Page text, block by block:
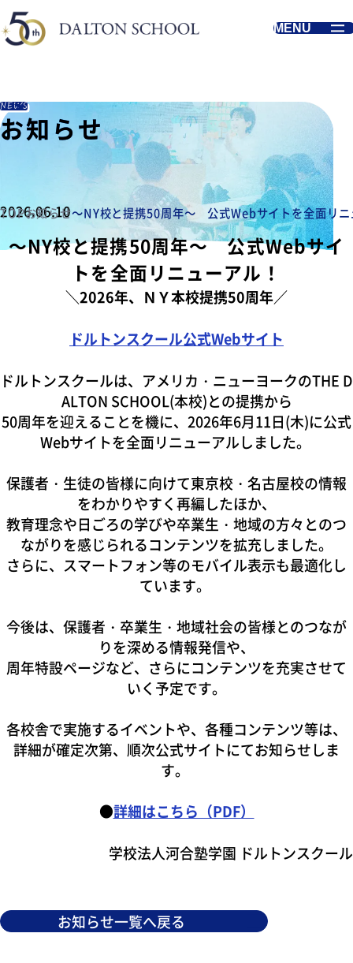
MENU
NEWS
お知らせ
お知らせ
お知らせ
TOPお知らせ～NY校と提携50周年～ 公式Webサイトを全面リニ
2026.06.10
～NY校と提携50周年～ 公式Webサイ
トを全面リニューアル！
＼2026年、 ＮＹ本校提携50周年／
ドルトンスクール公式Webサイト
ドルトンスクールは、アメリカ・ニューヨークのTHE D
ALTON SCHOOL(本校)との提携から
50周年を迎えることを機に、2026年6月11日(木)に公式
Webサイトを全面リニューアルしました。
保護者・生徒の皆様に向けて東京校・名古屋校の情報
をわかりやすく再編したほか、
教育理念や日ごろの学びや卒業生・地域の方々とのつ
ながりを感じられるコンテンツを拡充しました。
さらに、スマートフォン等のモバイル表示も最適化し
ています。
今後は、 保護者・卒業生・地域社会の皆様とのつなが
りを深める情報発信や、
周年特設ページなど、 さらにコンテンツを充実させて
いく予定です。
各校舎で実施するイベントや、各種コンテンツ等は、
詳細が確定次第、 順次公式サイトにてお知らせしま
す。
●詳細はこちら（PDF）
学校法人河合塾学園 ドルトンスクール
お知らせ一覧へ戻る